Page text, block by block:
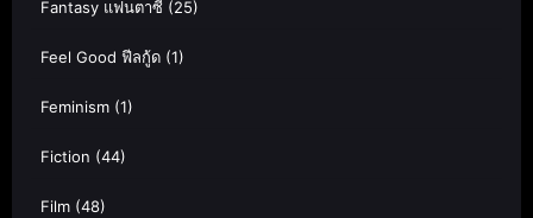
Fantasy แฟนตาซี (25)
Feel Good ฟีลกู้ด (1)
Feminism (1)
Fiction (44)
Film (48)